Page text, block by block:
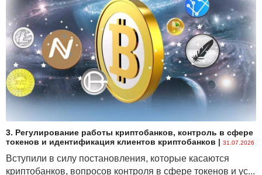
3. Регулирование работы криптобанков, контроль в сфере
токенов и идентификация клиентов криптобанков | 31.07.2026
Вступили в силу постановления, которые касаются
криптобанков, вопросов контроля в сфере токенов и ус...